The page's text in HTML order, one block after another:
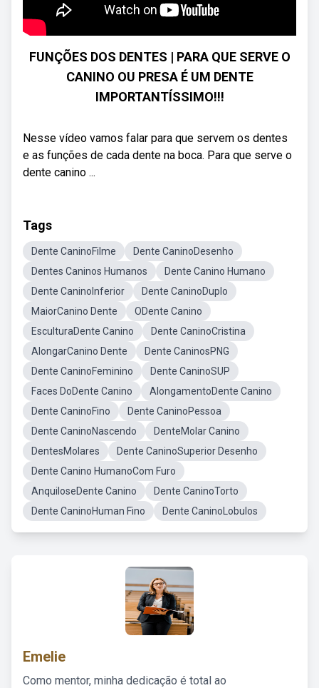
FUNÇÕES DOS DENTES | PARA QUE SERVE O
CANINO OU PRESA É UM DENTE
IMPORTANTÍSSIMO!!!
Nesse vídeo vamos falar para que servem os dentes
e as funções de cada dente na boca. Para que serve o
dente canino ...
Tags
Dente CaninoFilme
Dente CaninoDesenho
Dentes Caninos Humanos
Dente Canino Humano
Dente CaninoInferior
Dente CaninoDuplo
MaiorCanino Dente
ODente Canino
EsculturaDente Canino
Dente CaninoCristina
AlongarCanino Dente
Dente CaninosPNG
Dente CaninoFeminino
Dente CaninoSUP
Faces DoDente Canino
AlongamentoDente Canino
Dente CaninoFino
Dente CaninoPessoa
Dente CaninoNascendo
DenteMolar Canino
DentesMolares
Dente CaninoSuperior Desenho
Dente Canino HumanoCom Furo
AnquiloseDente Canino
Dente CaninoTorto
Dente CaninoHuman Fino
Dente CaninoLobulos
Emelie
Como mentor, minha dedicação é total ao